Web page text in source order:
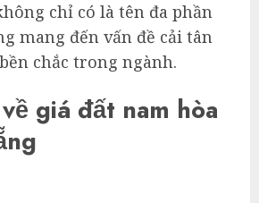
chỉ có là tên đa phần
mang đến vấn đề cải tân
chắc trong ngành.
giá đất nam hòa